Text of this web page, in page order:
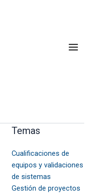
Temas
Cualificaciones de
equipos y validaciones
de sistemas
Gestión de proyectos